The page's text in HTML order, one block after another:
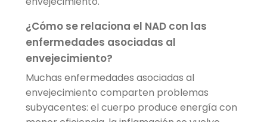
¿Cómo se relaciona el NAD con las
enfermedades asociadas al
envejecimiento?
Muchas enfermedades asociadas al
envejecimiento comparten problemas
subyacentes: el cuerpo produce energía con